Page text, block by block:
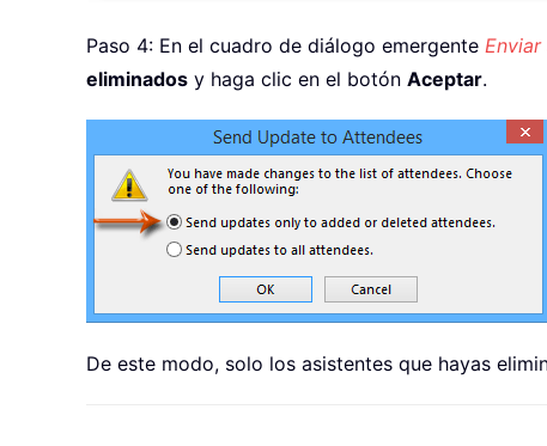
Paso 4: En el cuadro de diálogo emergente
eliminados y haga clic en el botón Aceptar.
De este modo, solo los asistentes que hayas